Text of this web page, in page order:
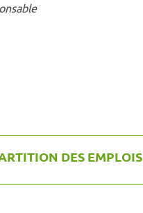
DES EMPLOIS